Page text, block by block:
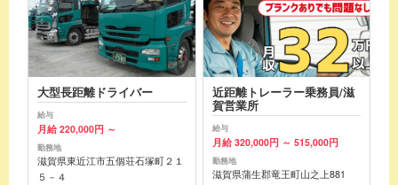
大型長距離ドライバー
給与
月給 220,000円 ～
勤務地
滋賀県東近江市五個荘石塚町２１
５－４
近距離トレーラー乗務員/滋
賀営業所
給与
月給 320,000円 ～ 515,000円
勤務地
滋賀県蒲生郡竜王町山之上881